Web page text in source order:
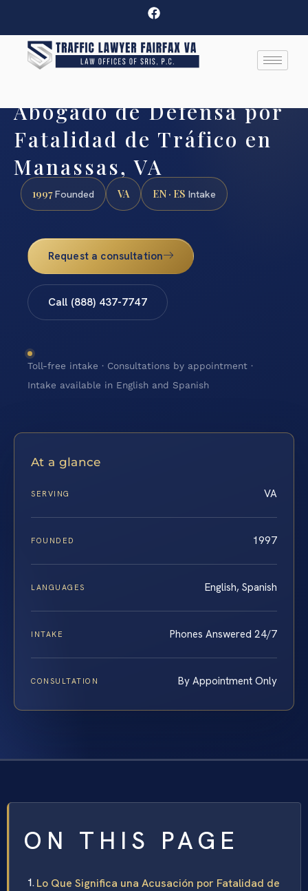
Abogado de Defensa por
Fatalidad de Tráfico en
Manassas, VA
1997Founded VA EN · ES Intake
Request a consultation
Call (888) 437-7747
Toll-free intake · Consultations by appointment ·
Intake available in English and Spanish
At a glance
SERVING VA
FOUNDED 1997
LANGUAGES English, Spanish
INTAKE Phones Answered 24/7
CONSULTATION By Appointment Only
ON THIS PAGE
Lo Que Significa una Acusación por Fatalidad de